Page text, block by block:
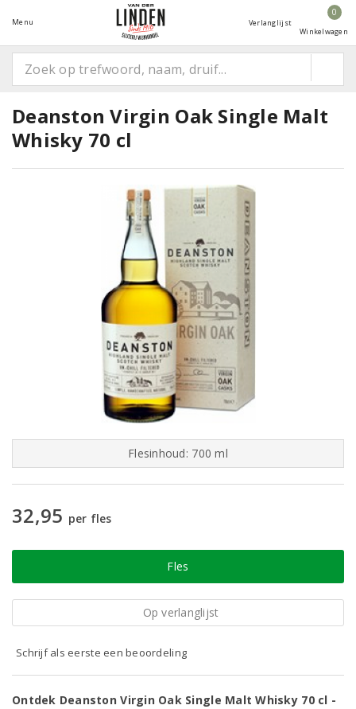
Menu Verlanglijst
0
Winkelwagen
Deanston Virgin Oak Single Malt
Whisky 70 cl
Flesinhoud: 700 ml
32,95 per fles
Fles
Op verlanglijst
Schrijf als eerste een beoordeling
Ontdek Deanston Virgin Oak Single Malt Whisky 70 cl -